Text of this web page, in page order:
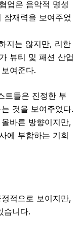
업은 음악적 명성
재력을 보여주었
지는 않지만, 리한
뷰티 및 패션 산업
여준다.
트들은 진정한 부
것을 보여주었다.
바른 방향이지만,
에 부합하는 기회
적으로 보이지만,
습니다.